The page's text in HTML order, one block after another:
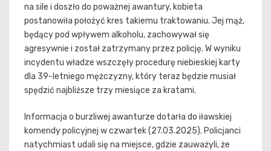
na sile i doszło do poważnej awantury, kobieta
postanowiła położyć kres takiemu traktowaniu. Jej mąż,
będący pod wpływem alkoholu, zachowywał się
agresywnie i został zatrzymany przez policję. W wyniku
incydentu władze wszczęły procedurę niebieskiej karty
dla 39-letniego mężczyzny, który teraz będzie musiał
spędzić najbliższe trzy miesiące za kratami.
Informacja o burzliwej awanturze dotarła do iławskiej
komendy policyjnej w czwartek (27.03.2025). Policjanci
natychmiast udali się na miejsce, gdzie zauważyli, że